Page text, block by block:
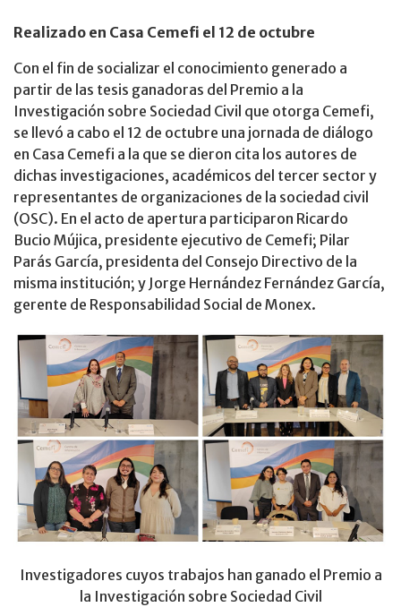
Realizado en Casa Cemefi el 12 de octubre
Con el fin de socializar el conocimiento generado a
partir de las tesis ganadoras del Premio a la
Investigación sobre Sociedad Civil que otorga Cemefi,
se llevó a cabo el 12 de octubre una jornada de diálogo
en Casa Cemefi a la que se dieron cita los autores de
dichas investigaciones, académicos del tercer sector y
representantes de organizaciones de la sociedad civil
(OSC). En el acto de apertura participaron Ricardo
Bucio Mújica, presidente ejecutivo de Cemefi; Pilar
Parás García, presidenta del Consejo Directivo de la
misma institución; y Jorge Hernández Fernández García,
gerente de Responsabilidad Social de Monex.
Investigadores cuyos trabajos han ganado el Premio a
la Investigación sobre Sociedad Civil